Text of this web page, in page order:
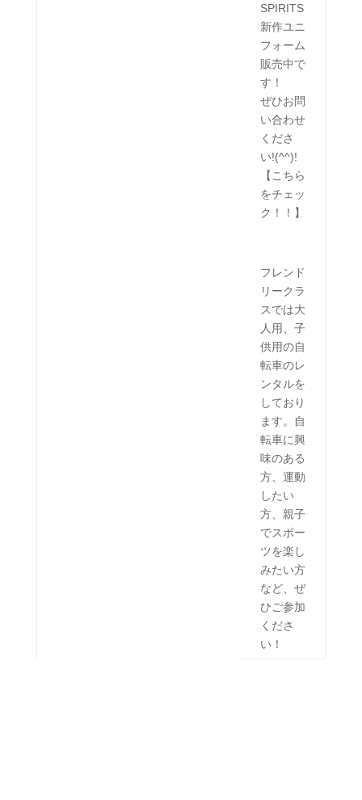
SPIRITS
新作ユニ
フォーム
販売中で
す！
ぜひお問
い合わせ
くださ
い!(^^)!
【こちら
をチェッ
ク！！】
フレンド
リークラ
スでは大
人用、子
供用の自
転車のレ
ンタルを
しており
ます。自
転車に興
味のある
方、運動
したい
方、親子
でスポー
ツを楽し
みたい方
など、ぜ
ひご参加
くださ
い！